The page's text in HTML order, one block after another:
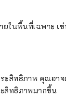
ยในพื้นที่เฉพาะ เ
ะสิทธิภาพ คุณอาจ
สิทธิภาพมากขึ้น